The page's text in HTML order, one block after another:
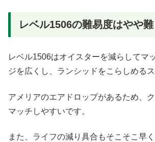
レベル1506の難易度はやや
レベル1506はオイスターを減らしてマ
ジを広くし、ランシッドをこらしめるス
アメリアのエアドロップがあるため、
マッチしやすいです。
また、ライフの減り具合もそこそこ早